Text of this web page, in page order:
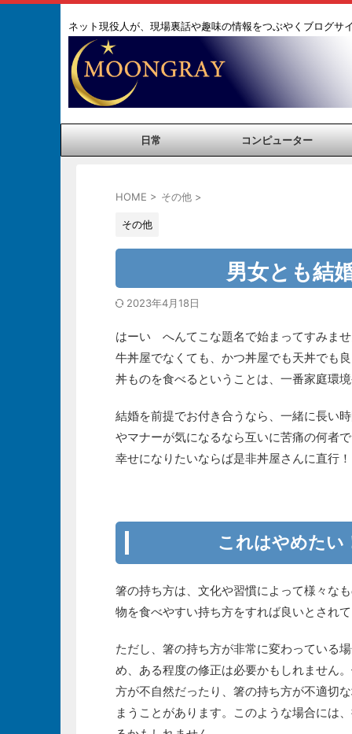
ネット現役人が、現場裏話や趣味の情報をつぶやくブログサ
日常 コンピューター
HOME > その他 >
その他
男女とも結
2023年4月18日
はーい へんてこな題名で始まってすみま
牛丼屋でなくても、かつ丼屋でも天丼でも
丼ものを食べるということは、一番家庭環
結婚を前提でお付き合うなら、一緒に長い
やマナーが気になるなら互いに苦痛の何者
幸せになりたいならば是非丼屋さんに直行
これはやめたい
箸の持ち方は、文化や習慣によって様々な
物を食べやすい持ち方をすれば良いとされ
ただし、箸の持ち方が非常に変わっている
め、ある程度の修正は必要かもしれません
方が不自然だったり、箸の持ち方が不適切
まうことがあります。このような場合には